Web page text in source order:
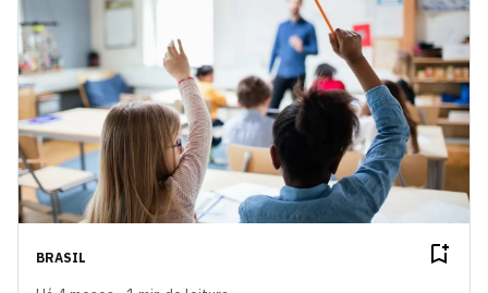
BRASIL